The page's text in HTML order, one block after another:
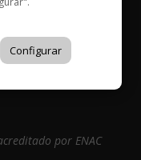
por ENAC
Configurar